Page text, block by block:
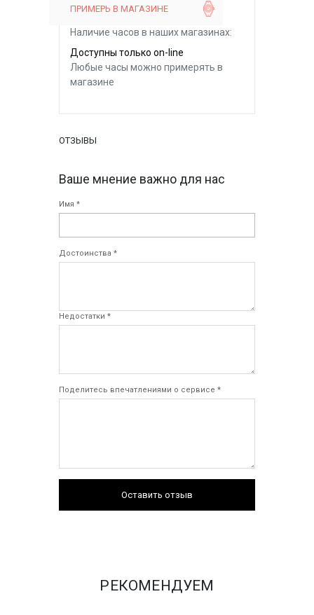
ПРИМЕРЬ В МАГАЗИНЕ
Наличие часов в наших магазинах:
Доступны только on-line
Любые часы можно примерять в
магазине
ОТЗЫВЫ
Ваше мнение важно для нас
Имя *
Достоинства *
Недостатки *
Поделитесь впечатлениями о сервисе *
Оставить отзыв
РЕКОМЕНДУЕМ